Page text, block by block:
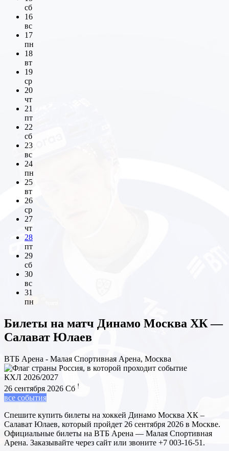
сб
16
вс
17
пн
18
вт
19
ср
20
чт
21
пт
22
сб
23
вс
24
пн
25
вт
26
ср
27
чт
28
пт
29
сб
30
вс
31
пн
Билеты на матч Динамо Москва ХК —
Салават Юлаев
ВТБ Арена - Малая Спортивная Арена, Москва
КХЛ 2026/2027
26 сентября 2026 Сб !
все события
Спешите купить билеты на хоккей Динамо Москва ХК –
Салават Юлаев, который пройдет 26 сентября 2026 в Москве.
Официальные билеты на ВТБ Арена — Малая Спортивная
Арена. Заказывайте через сайт или звоните +7 003-16-51.